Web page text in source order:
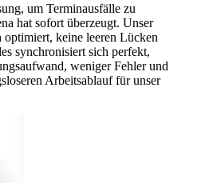
um Terminausfälle zu
hat sofort überzeugt. Unser
keine leeren Lücken
synchronisiert sich perfekt,
weniger Fehler und
Arbeitsablauf für unser